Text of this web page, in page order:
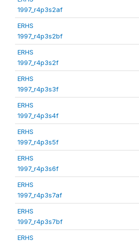
1997_r4p3s2af
ERHS
1997_r4p3s2bf
ERHS
1997_r4p3s2f
ERHS
1997_r4p3s3f
ERHS
1997_r4p3s4f
ERHS
1997_r4p3s5f
ERHS
1997_r4p3s6f
ERHS
1997_r4p3s7af
ERHS
1997_r4p3s7bf
ERHS